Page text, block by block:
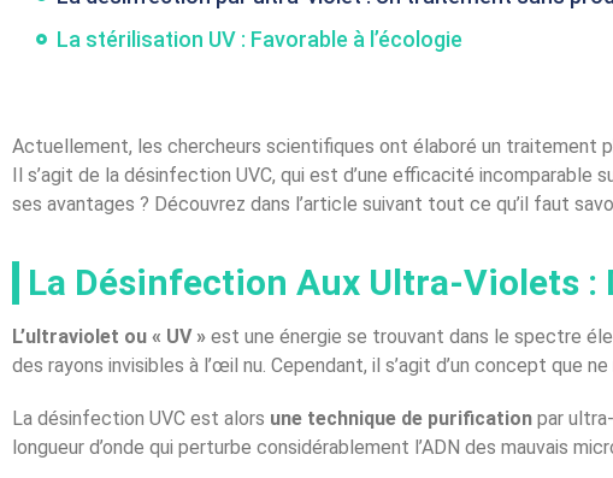
La stérilisation UV : Favorable à l’écologie
Actuellement, les chercheurs scientifiques ont élaboré un traitement
Il s’agit de la désinfection UVC, qui est d’une efficacité
ses avantages ? Découvrez dans l’article suivant tout ce qu’il faut
La Désinfection Aux Ultra-Violets :
L’ultraviolet ou « UV » est une énergie se trouvant dans le spectre
des rayons invisibles à l’œil nu. Cependant, il s’agit d’un concept que
La désinfection UVC est alors une technique de purification par
longueur d’onde qui perturbe considérablement l’ADN des mauvais